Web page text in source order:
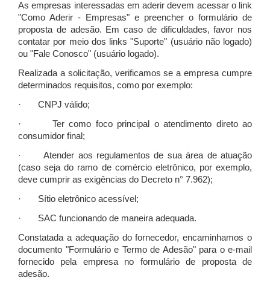
As empresas interessadas em aderir devem acessar o link
"Como Aderir - Empresas" e preencher o formulário de
proposta de adesão. Em caso de dificuldades, favor nos
contatar por meio dos links "Suporte" (usuário não logado)
ou "Fale Conosco" (usuário logado).
Realizada a solicitação, verificamos se a empresa cumpre
determinados requisitos, como por exemplo:
· CNPJ válido;
· Ter como foco principal o atendimento direto ao
consumidor final;
· Atender aos regulamentos de sua área de atuação
(caso seja do ramo de comércio eletrônico, por exemplo,
deve cumprir as exigências do Decreto n° 7.962);
· Sítio eletrônico acessível;
· SAC funcionando de maneira adequada.
Constatada a adequação do fornecedor, encaminhamos o
documento "Formulário e Termo de Adesão" para o e-mail
fornecido pela empresa no formulário de proposta de
adesão.